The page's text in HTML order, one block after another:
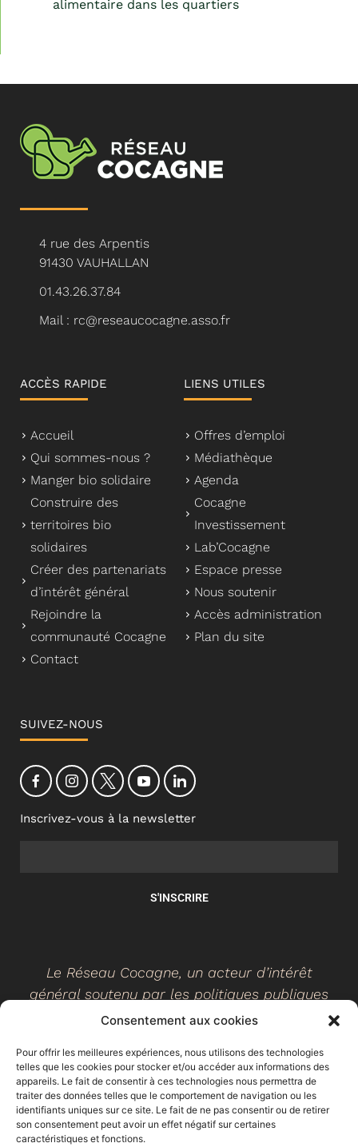
Consentement aux cookies
Pour offrir les meilleures expériences, nous utilisons des technologies
telles que les cookies pour stocker et/ou accéder aux informations des
appareils. Le fait de consentir à ces technologies nous permettra de
traiter des données telles que le comportement de navigation ou les
identifiants uniques sur ce site. Le fait de ne pas consentir ou de retirer
son consentement peut avoir un effet négatif sur certaines
caractéristiques et fonctions.
alimentaire dans les quartiers
4 rue des Arpentis
91430 VAUHALLAN
01.43.26.37.84
Mail : rc@reseaucocagne.asso.fr
ACCÈS RAPIDE
Accueil
Qui sommes-nous ?
Manger bio solidaire
Construire des
territoires bio
solidaires
Créer des partenariats
d’intérêt général
Rejoindre la
communauté Cocagne
Contact
LIENS UTILES
Offres d’emploi
Médiathèque
Agenda
Cocagne
Investissement
Lab’Cocagne
Espace presse
Nous soutenir
Accès administration
Plan du site
SUIVEZ-NOUS
Inscrivez-vous à la newsletter
S'INSCRIRE
Le Réseau Cocagne, un acteur d’intérêt
général soutenu par les politiques publiques
©2026- Réseau Cocagne -Site web réalisé par Ethicweb
Mentions légales